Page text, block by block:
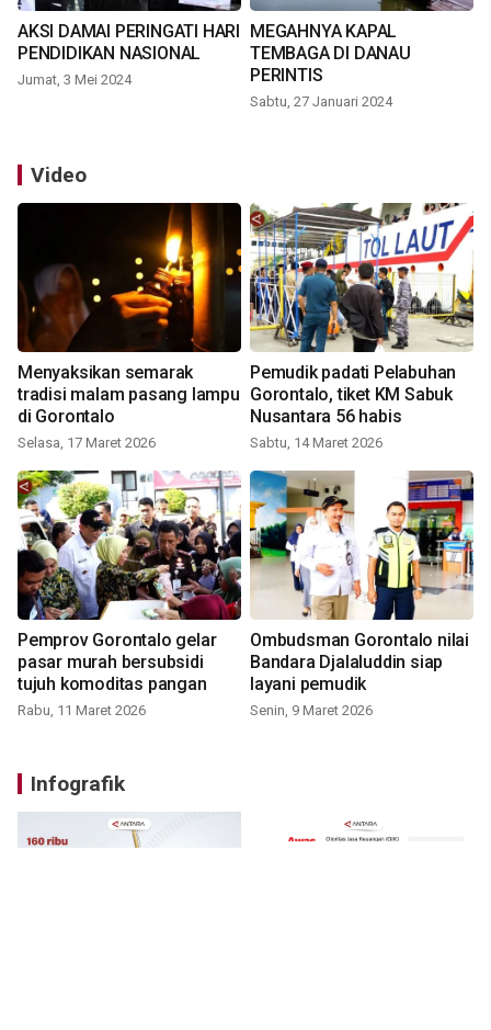
AKSI DAMAI PERINGATI HARI
PENDIDIKAN NASIONAL
Jumat, 3 Mei 2024
MEGAHNYA KAPAL
TEMBAGA DI DANAU
PERINTIS
Sabtu, 27 Januari 2024
Video
Menyaksikan semarak
tradisi malam pasang lampu
di Gorontalo
Selasa, 17 Maret 2026
Pemudik padati Pelabuhan
Gorontalo, tiket KM Sabuk
Nusantara 56 habis
Sabtu, 14 Maret 2026
Pemprov Gorontalo gelar
pasar murah bersubsidi
tujuh komoditas pangan
Rabu, 11 Maret 2026
Ombudsman Gorontalo nilai
Bandara Djalaluddin siap
layani pemudik
Senin, 9 Maret 2026
Infografik